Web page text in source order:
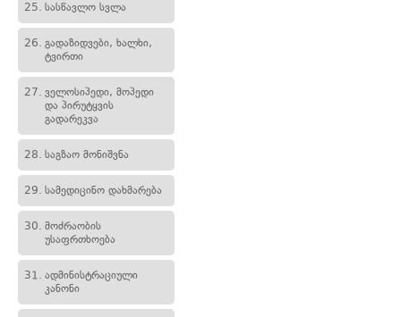
25. სასწავლო სვლა
26. გადაზიდვები, ხალხი,
ტვირთი
27. ველოსიპედი, მოპედი
და პირუტყვის
გადარეკვა
28. საგზაო მონიშვნა
29. სამედიცინო დახმარება
30. მოძრაობის
უსაფრთხოება
31. ადმინისტრაციული
კანონი